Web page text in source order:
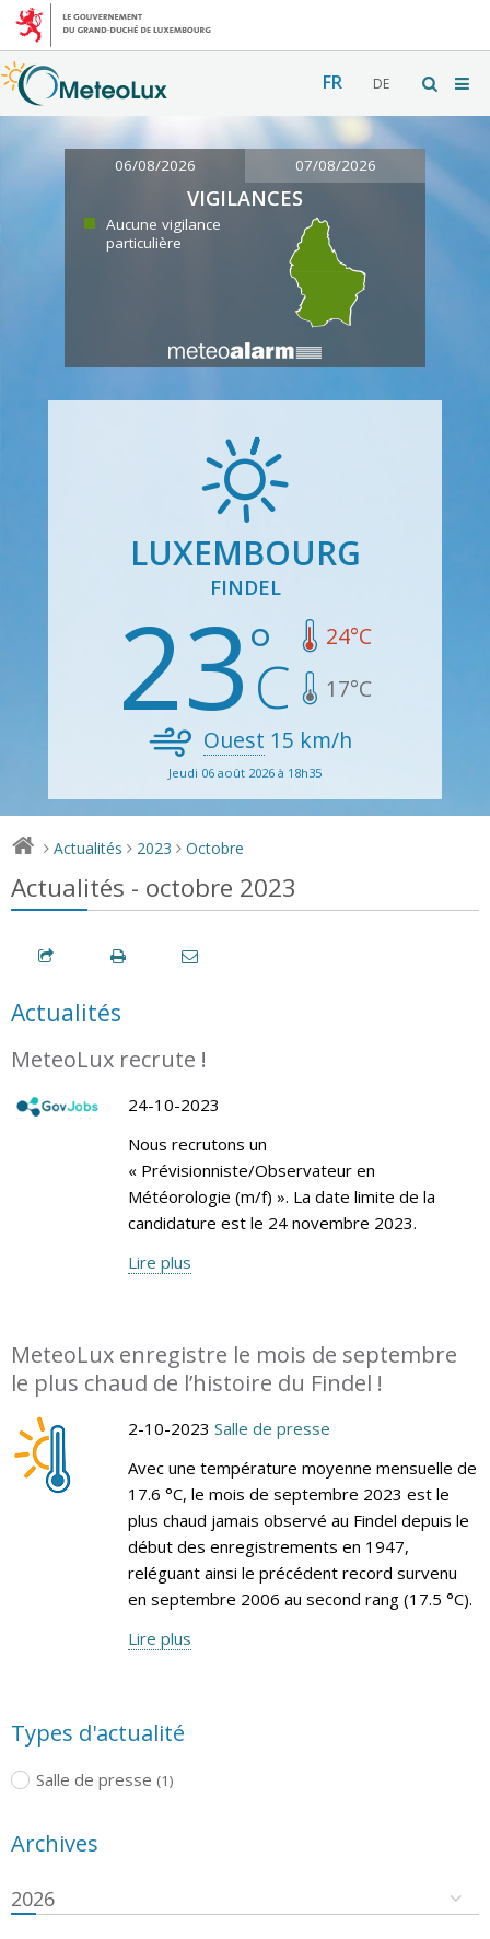
FR DE
06/08/2026 07/08/2026
VIGILANCES
Aucune vigilance
particulière
LUXEMBOURG
FINDEL
23 24°C
17°C
Ouest 15 km/h
Jeudi 06 août 2026 à 18h35
> Actualités > 2023 > Octobre
Actualités - octobre 2023
Actualités
MeteoLux recrute !
24-10-2023
Nous recrutons un
« Prévisionniste/Observateur en
Météorologie (m/f) ». La date limite de la
candidature est le 24 novembre 2023.
Lire plus
MeteoLux enregistre le mois de septembre
le plus chaud de l’histoire du Findel !
2-10-2023 Salle de presse
Avec une température moyenne mensuelle de
17.6 °C, le mois de septembre 2023 est le
plus chaud jamais observé au Findel depuis le
début des enregistrements en 1947,
reléguant ainsi le précédent record survenu
en septembre 2006 au second rang (17.5 °C).
Lire plus
Types d'actualité
Salle de presse (1)
Archives
2026